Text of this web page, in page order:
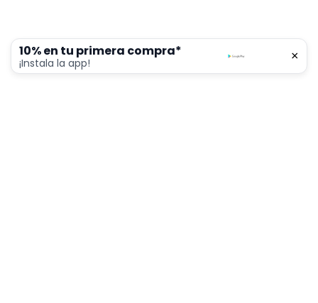
10% en tu primera compra*
¡Instala la app! ×